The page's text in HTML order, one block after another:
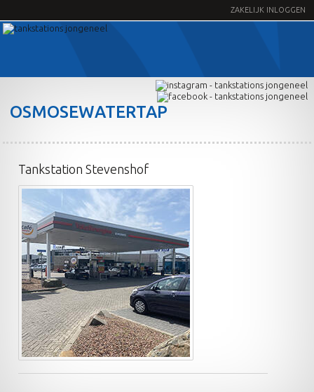
ZAKELIJK INLOGGEN
OSMOSEWATERTAP
Tankstation Stevenshof